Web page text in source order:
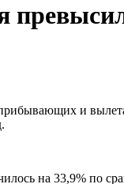
и
на 33,9% по